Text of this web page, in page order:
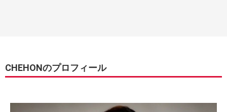
CHEHONのプロフィール